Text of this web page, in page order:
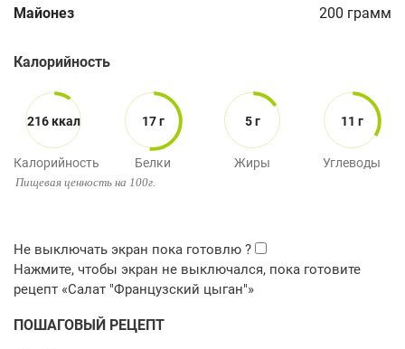
Майонез 200 грамм
Калорийность
216 ккал
Калорийность
17 г
Белки
5 г
Жиры
11 г
Углеводы
Пищевая ценность на 100г.
ПОШАГОВЫЙ РЕЦЕПТ